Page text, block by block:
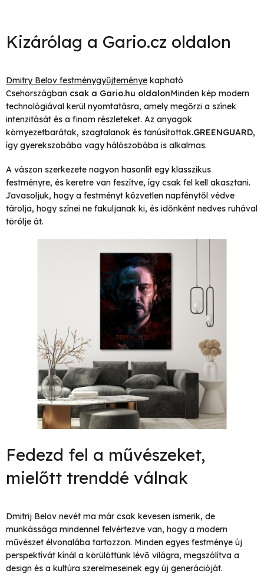
Kizárólag a Gario.cz oldalon
Dmitry Belov festménygyűjteménye kapható
Csehországban csak a Gario.hu oldalonMinden kép modern
technológiával kerül nyomtatásra, amely megőrzi a színek
intenzitását és a finom részleteket. Az anyagok
környezetbarátak, szagtalanok és tanúsítottak.GREENGUARD,
így gyerekszobába vagy hálószobába is alkalmas.
A vászon szerkezete nagyon hasonlít egy klasszikus
festményre, és keretre van feszítve, így csak fel kell akasztani.
Javasoljuk, hogy a festményt közvetlen napfénytől védve
tárolja, hogy színei ne fakuljanak ki, és időnként nedves ruhával
törölje át.
Fedezd fel a művészeket,
mielőtt trenddé válnak
Dmitrij Belov nevét ma már csak kevesen ismerik, de
munkássága mindennel felvértezve van, hogy a modern
művészet élvonalába tartozzon. Minden egyes festménye új
perspektívát kínál a körülöttünk lévő világra, megszólítva a
design és a kultúra szerelmeseinek egy új generációját.